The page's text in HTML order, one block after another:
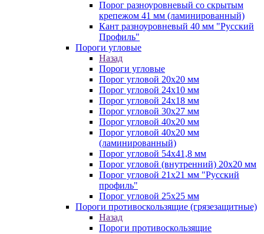
Порог разноуровневый со скрытым
крепежом 41 мм (ламинированный)
Кант разноуровневый 40 мм "Русский
Профиль"
Пороги угловые
Назад
Пороги угловые
Порог угловой 20х20 мм
Порог угловой 24х10 мм
Порог угловой 24х18 мм
Порог угловой 30х27 мм
Порог угловой 40х20 мм
Порог угловой 40х20 мм
(ламинированный)
Порог угловой 54х41,8 мм
Порог угловой (внутренний) 20х20 мм
Порог угловой 21х21 мм "Русский
профиль"
Порог угловой 25х25 мм
Пороги противоскользящие (грязезащитные)
Назад
Пороги противоскользящие